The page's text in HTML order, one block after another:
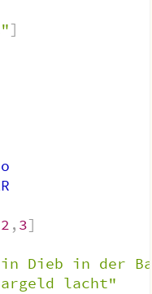
]
2 , 3]
Dieb in der
lacht"